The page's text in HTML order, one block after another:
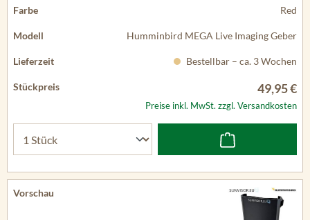
Red
Humminbird MEGA Live Imaging Geber
Bestellbar – ca. 3 Wochen
49,95 €
Preise inkl. MwSt. zzgl. Versandkosten